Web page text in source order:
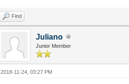
Find
Juliano
Junior Member
2018-11-24, 03:27 PM